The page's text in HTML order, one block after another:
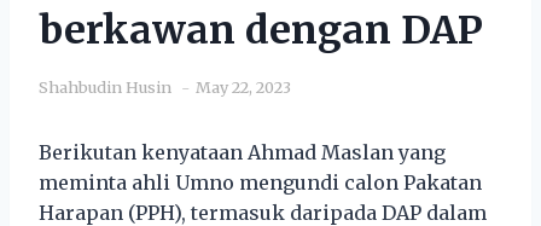
berkawan dengan DAP
Shahbudin Husin May 22, 2023
Berikutan kenyataan Ahmad Maslan yang
meminta ahli Umno mengundi calon Pakatan
Harapan (PPH), termasuk daripada DAP dalam